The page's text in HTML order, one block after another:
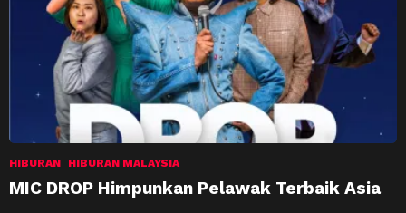
HIBURAN HIBURAN MALAYSIA
MIC DROP Himpunkan Pelawak Terbaik Asia